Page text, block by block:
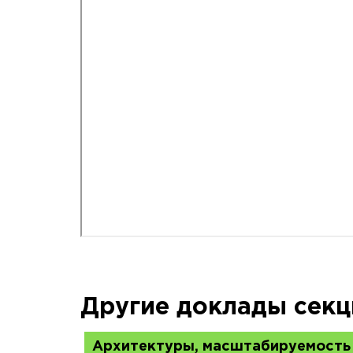
Другие доклады
Архитектуры, масштабируемость